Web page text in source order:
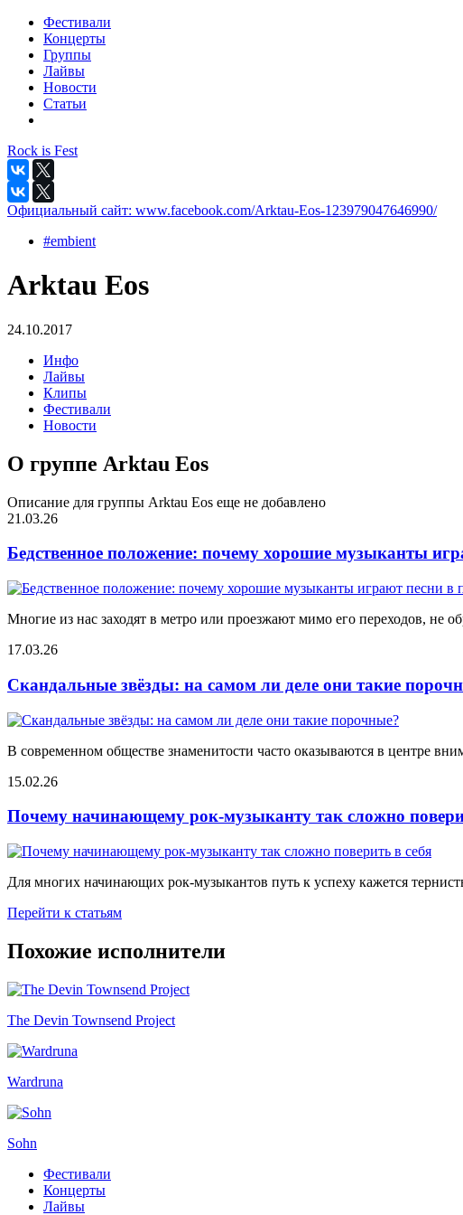
Фестивали
Концерты
Группы
Лайвы
Новости
Статьи
Rock is Fest
Официальный сайт: www.facebook.com/Arktau-Eos-123979047646990/
#embient
Arktau Eos
24.10.2017
Инфо
Лайвы
Клипы
Фестивали
Новости
О группе Arktau Eos
Описание для группы Arktau Eos еще не добавлено
21.03.26
Бедственное положение: почему хорошие музыканты
Многие из нас заходят в метро или проезжают мимо его переходов, не
17.03.26
Скандальные звёзды: на самом ли деле они такие
В современном обществе знаменитости часто оказываются в центре
15.02.26
Почему начинающему рок-музыканту так сложно
Для многих начинающих рок-музыкантов путь к успеху кажется
Перейти к статьям
Похожие исполнители
The Devin Townsend Project
Wardruna
Sohn
Фестивали
Концерты
Лайвы